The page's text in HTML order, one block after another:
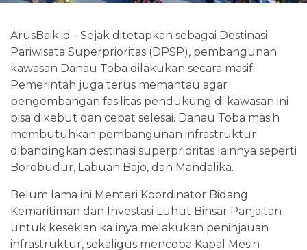
ArusBaik.id - Sejak ditetapkan sebagai Destinasi
Pariwisata Superprioritas (DPSP), pembangunan
kawasan Danau Toba dilakukan secara masif.
Pemerintah juga terus memantau agar
pengembangan fasilitas pendukung di kawasan ini
bisa dikebut dan cepat selesai. Danau Toba masih
membutuhkan pembangunan infrastruktur
dibandingkan destinasi superprioritas lainnya seperti
Borobudur, Labuan Bajo, dan Mandalika.
Belum lama ini Menteri Koordinator Bidang
Kemaritiman dan Investasi Luhut Binsar Panjaitan
untuk kesekian kalinya melakukan peninjauan
infrastruktur, sekaligus mencoba Kapal Mesin